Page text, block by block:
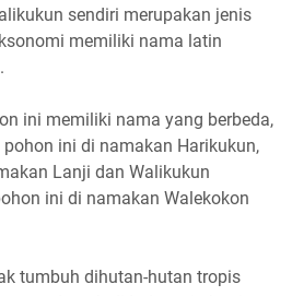
sendiri merupakan jenis
memiliki nama latin
ini memiliki nama yang berbeda,
ini di namakan Harikukun,
Lanji dan Walikukun
ini di namakan Walekokon
tumbuh dihutan-hutan tropis